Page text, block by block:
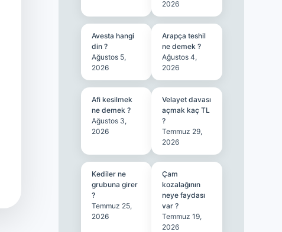
2026
Avesta hangi
din ?
Ağustos 5,
2026
Arapça teshil
ne demek ?
Ağustos 4,
2026
Afi kesilmek
ne demek ?
Ağustos 3,
2026
Velayet davası
açmak kaç TL
?
Temmuz 29,
2026
Kediler ne
grubuna girer
?
Temmuz 25,
2026
Çam
kozalağının
neye faydası
var ?
Temmuz 19,
2026